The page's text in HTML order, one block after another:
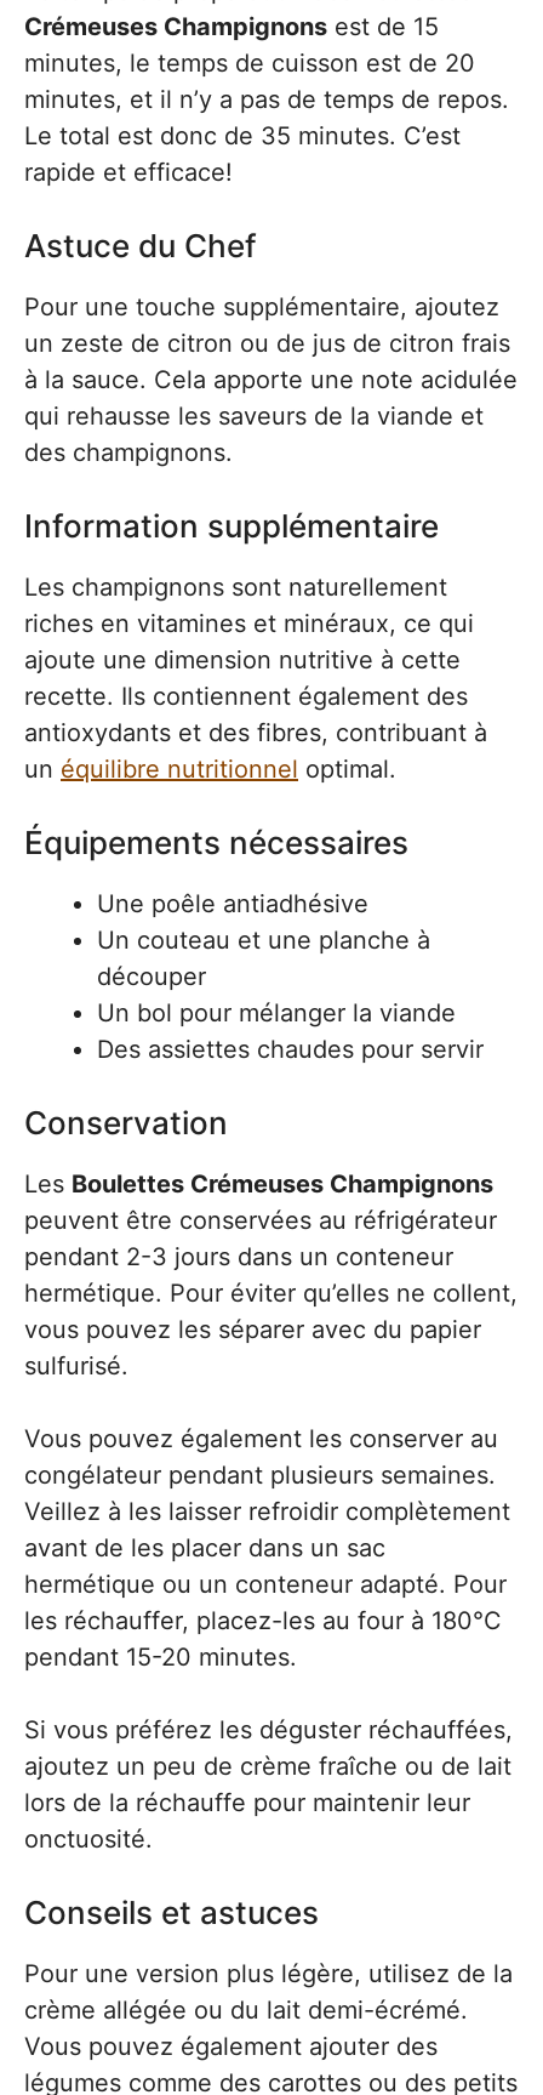
Crémeuses Champignons est de 15
minutes, le temps de cuisson est de 20
minutes, et il n’y a pas de temps de repos.
Le total est donc de 35 minutes. C’est
rapide et efficace!
Astuce du Chef
Pour une touche supplémentaire, ajoutez
un zeste de citron ou de jus de citron frais
à la sauce. Cela apporte une note acidulée
qui rehausse les saveurs de la viande et
des champignons.
Information supplémentaire
Les champignons sont naturellement
riches en vitamines et minéraux, ce qui
ajoute une dimension nutritive à cette
recette. Ils contiennent également des
antioxydants et des fibres, contribuant à
un équilibre nutritionnel optimal.
Équipements nécessaires
Une poêle antiadhésive
Un couteau et une planche à
découper
Un bol pour mélanger la viande
Des assiettes chaudes pour servir
Conservation
Les Boulettes Crémeuses Champignons
peuvent être conservées au réfrigérateur
pendant 2-3 jours dans un conteneur
hermétique. Pour éviter qu’elles ne collent,
vous pouvez les séparer avec du papier
sulfurisé.
Vous pouvez également les conserver au
congélateur pendant plusieurs semaines.
Veillez à les laisser refroidir complètement
avant de les placer dans un sac
hermétique ou un conteneur adapté. Pour
les réchauffer, placez-les au four à 180°C
pendant 15-20 minutes.
Si vous préférez les déguster réchauffées,
ajoutez un peu de crème fraîche ou de lait
lors de la réchauffe pour maintenir leur
onctuosité.
Conseils et astuces
Pour une version plus légère, utilisez de la
crème allégée ou du lait demi-écrémé.
Vous pouvez également ajouter des
légumes comme des carottes ou des petits